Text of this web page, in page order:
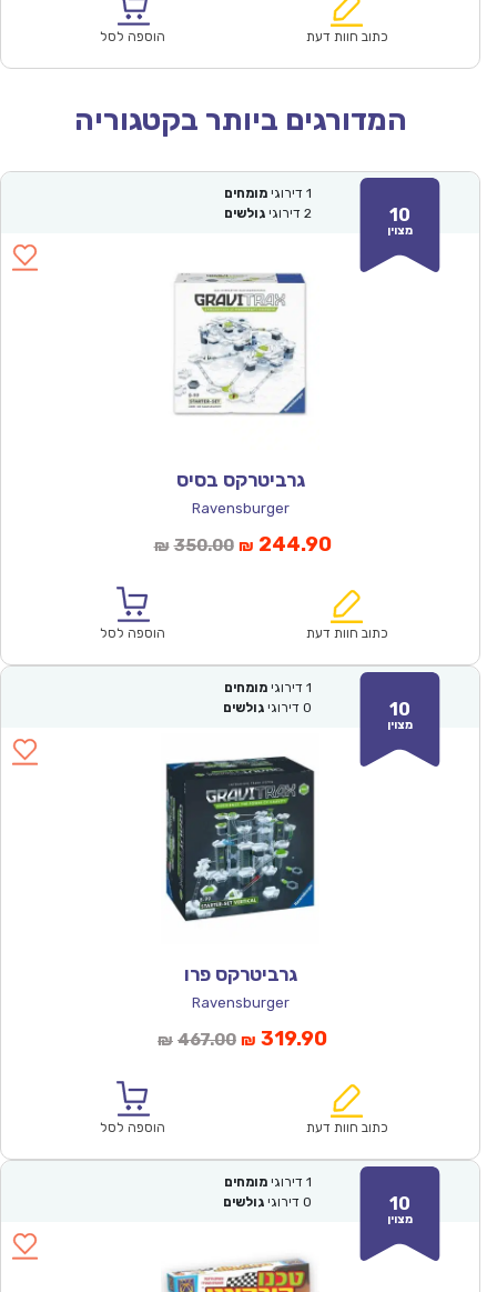
₪157.00.
הוא:
כתוב חוות דעת הוספה לסל
המדורגים ביותר בקטגוריה
10
מצוין
1 דירוגי מומחים
2 דירוגי גולשים
גרביטרקס בסיס
Ravensburger
₪ 350.00המחיר
₪350.00.
₪ 244.90המחיר
הוא:
כתוב חוות דעת הוספה לסל
10
מצוין
1 דירוגי מומחים
0 דירוגי גולשים
גרביטרקס פרו
Ravensburger
₪ 467.00המחיר
₪467.00.
₪ 319.90המחיר
הוא:
כתוב חוות דעת הוספה לסל
10
מצוין
1 דירוגי מומחים
0 דירוגי גולשים